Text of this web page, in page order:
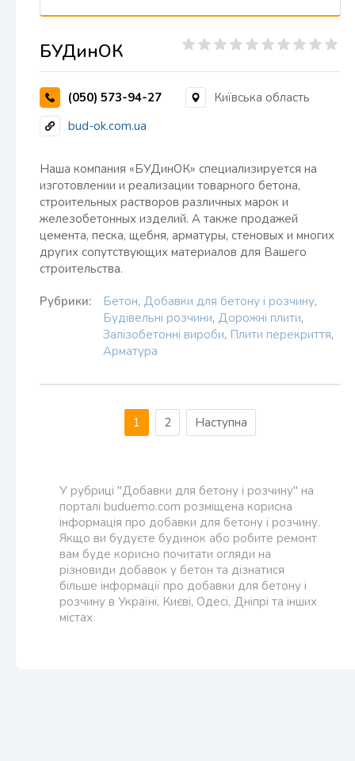
БУДинОК
(050) 573-94-27
Київська область
bud-ok.com.ua
Наша компания «БУДинОК» специализируется на
изготовлении и реализации товарного бетона,
строительных растворов различных марок и
железобетонных изделий. А также продажей
цемента, песка, щебня, арматуры, стеновых и многих
других сопутствующих материалов для Вашего
строительства.
Рубрики: Бетон, Добавки для бетону і розчину,
Будівельні розчини, Дорожні плити,
Залізобетонні вироби, Плити перекриття,
Арматура
1 2 Наступна
У рубриці "Добавки для бетону і розчину" на
порталі buduemo.com розміщена корисна
інформація про добавки для бетону і розчину.
Якщо ви будуєте будинок або робите ремонт
вам буде корисно почитати огляди на
різновиди добавок у бетон та дізнатися
більше інформації про добавки для бетону і
розчину в Україні, Києві, Одесі, Дніпрі та інших
містах.